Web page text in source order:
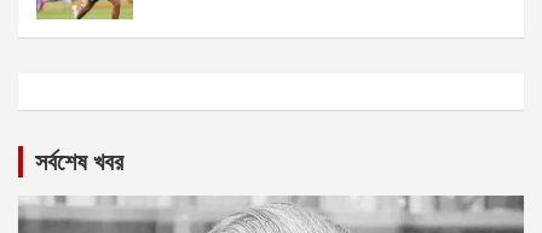
সর্বশেষ খবর